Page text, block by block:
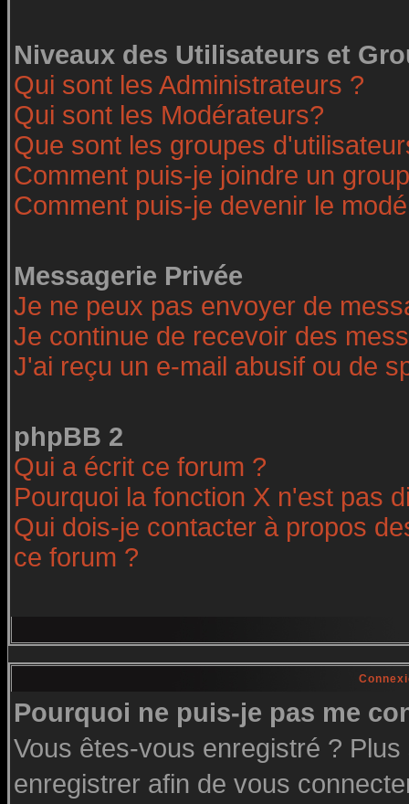
Niveaux des Utilisateurs et
Qui sont les Administrateurs ?
Qui sont les Modérateurs?
Que sont les groupes
Comment puis-je joindre un
Comment puis-je devenir le
Messagerie Privée
Je ne peux pas envoyer de
Je continue de recevoir des
J'ai reçu un e-mail abusif ou de
phpBB 2
Qui a écrit ce forum ?
Pourquoi la fonction X n'est pas
Qui dois-je contacter à propos
ce forum ?
Pourquoi ne puis-je pas me
Vous êtes-vous enregistré ?
enregistrer afin de vous